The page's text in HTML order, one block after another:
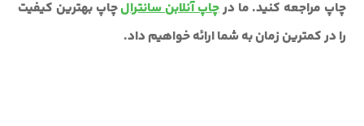
چاپ مراجعه کنید. ما درچاپ آنلابن سانترالچاپ بهترین کیفیت
را در کمترین زمان به شما ارائه خواهیم داد.